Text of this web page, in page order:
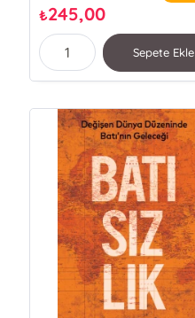
₺245,00
Sepete Ekle